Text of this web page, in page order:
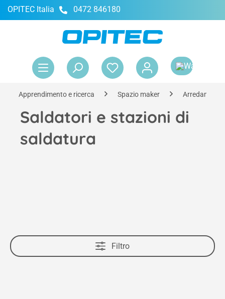
principale
OPITEC Italia 0472 846180
Apprendimento e ricerca Spazio maker Arredamento
Saldatori e stazioni di
saldatura
Filtro